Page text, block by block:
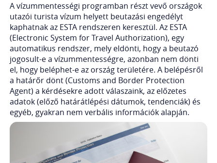
A vízummentességi programban részt vevő országok
utazói turista vízum helyett beutazási engedélyt
kaphatnak az ESTA rendszeren keresztül. Az ESTA
(Electronic System for Travel Authorization), egy
automatikus rendszer, mely eldönti, hogy a beutazó
jogosult-e a vízummentességre, azonban nem dönti
el, hogy beléphet-e az ország területére. A belépésről
a határőr dönt (Customs and Border Protection
Agent) a kérdésekre adott válaszaink, az előzetes
adatok (előző határátlépési dátumok, tendenciák) és
egyéb, gyakran nem verbális információk alapján.